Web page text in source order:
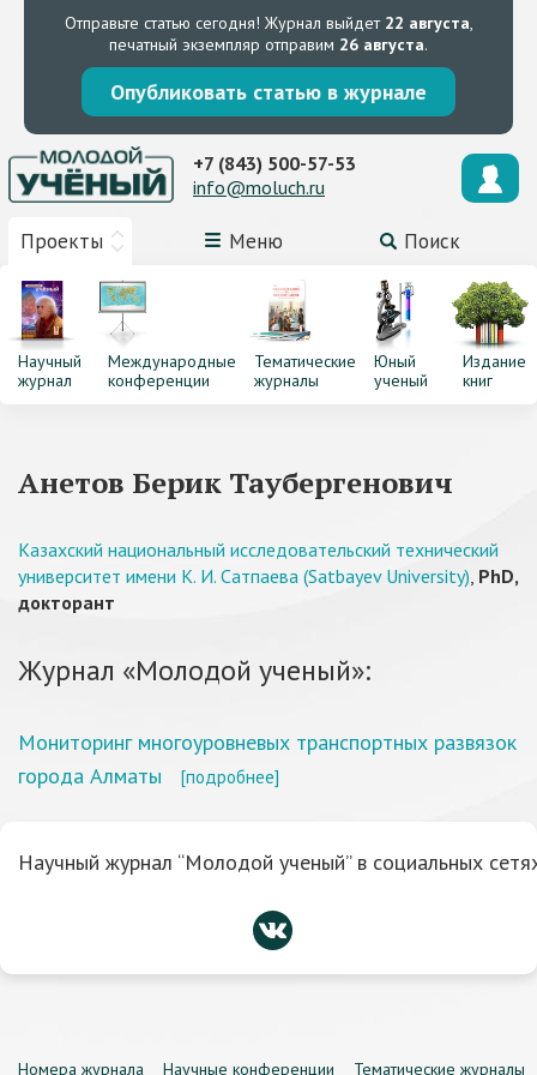
Отправьте статью сегодня! Журнал выйдет 22 августа,
печатный экземпляр отправим 26 августа.
Опубликовать статью в журнале
Проекты Меню Поиск
+7 (843) 500-57-53
info@moluch.ru
Научный
журнал
Международные
конференции
Тематические
журналы
Юный
ученый
Издание
книг
Анетов Берик Таубергенович
Казахский национальный исследовательский технический
университет имени К. И. Сатпаева (Satbayev University), PhD,
докторант
Журнал «Молодой ученый»:
Мониторинг многоуровневых транспортных развязок
города Алматы
[подробнее]
Научный журнал “Молодой ученый” в социальных
Номера журнала Научные конференции Тематические журналы